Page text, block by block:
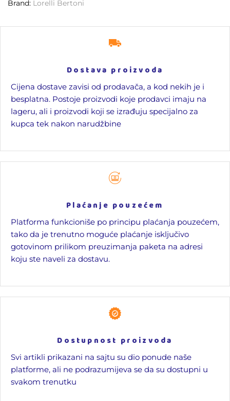
Brand: Lorelli Bertoni
Dostava proizvoda
Cijena dostave zavisi od prodavača, a kod nekih je i
besplatna. Postoje proizvodi koje prodavci imaju na
lageru, ali i proizvodi koji se izrađuju specijalno za
kupca tek nakon narudžbine
Plaćanje pouzećem
Platforma funkcioniše po principu plaćanja pouzećem,
tako da je trenutno moguće plaćanje isključivo
gotovinom prilikom preuzimanja paketa na adresi
koju ste naveli za dostavu.
Dostupnost proizvoda
Svi artikli prikazani na sajtu su dio ponude naše
platforme, ali ne podrazumijeva se da su dostupni u
svakom trenutku